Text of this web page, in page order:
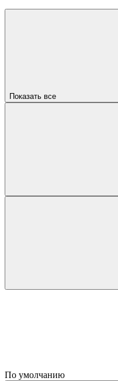
Показать все
По умолчанию